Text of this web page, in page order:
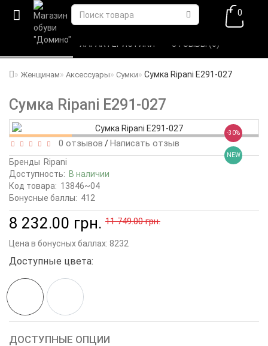
0
Женщинам Аксессуары Сумки Сумка Ripani E291-027
Сумка Ripani E291-027
ВСЕ О ТОВАРЕ ХАРАКТЕРИСТИКИ ОТЗЫВЫ (0)
-30%
NEW
0 отзывов /Написать отзыв
Бренды Ripani
Доступность: В наличии
Код товара: 13846~04
Бонусные баллы: 412
8 232.00 грн. 11 749.00 грн.
Цена в бонусных баллах: 8232
Доступные цвета:
ДОСТУПНЫЕ ОПЦИИ